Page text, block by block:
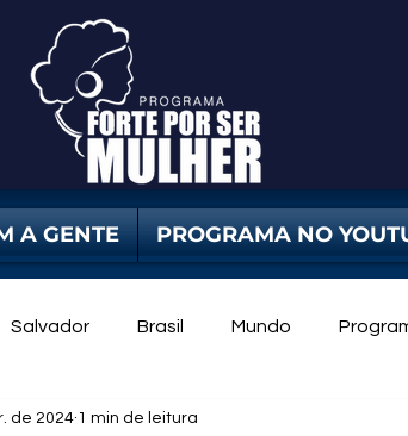
A GENTE PROGRAMA NO
Salvador Brasil Mundo
Violência Contra Mulher
de 2024 1 min de leitura